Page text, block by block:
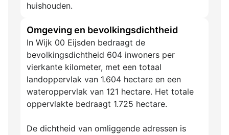
huishouden.
Omgeving en bevolkingsdichtheid
In Wijk 00 Eijsden bedraagt de
bevolkingsdichtheid 604 inwoners per
vierkante kilometer, met een totaal
landoppervlak van 1.604 hectare en een
wateroppervlak van 121 hectare. Het totale
oppervlakte bedraagt 1.725 hectare.
De dichtheid van omliggende adressen is